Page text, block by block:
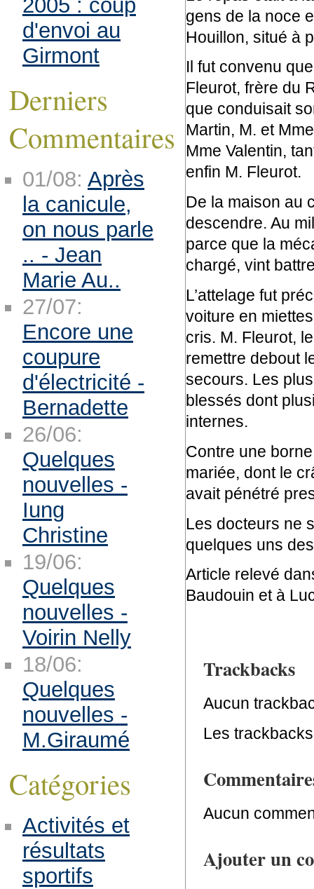
gens de la noce
Houillon, situé à
Il fut convenu
Fleurot, frère du
que conduisait
Martin, M. et
Mme Valentin,
enfin M. Fleurot.
De la maison au
descendre. Au
parce que la
chargé, vint
L’attelage fut
voiture en
cris. M. Fleurot,
remettre debout
secours. Les
blessés dont
internes.
Contre une
mariée, dont le
avait pénétré
Les docteurs ne
quelques uns
Article relevé
Baudouin et à
Trackbacks
Aucun
Les
Aucun
Ajouter un
2005 : coup
d'envoi au
Girmont
Derniers
Commentaires
01/08: Après
la canicule,
on nous parle
.. - Jean
Marie Au..
27/07:
Encore une
coupure
d'électricité -
Bernadette
26/06:
Quelques
nouvelles -
Iung
Christine
19/06:
Quelques
nouvelles -
Voirin Nelly
18/06:
Quelques
nouvelles -
M.Giraumé
Catégories
Activités et
résultats
sportifs